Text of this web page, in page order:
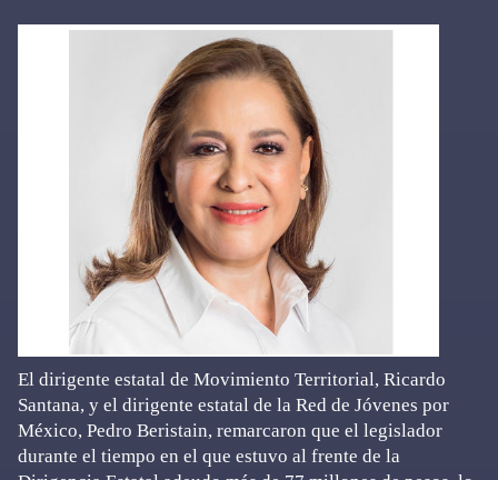
El dirigente estatal de Movimiento Territorial, Ricardo
Santana, y el dirigente estatal de la Red de Jóvenes por
México, Pedro Beristain, remarcaron que el legislador
durante el tiempo en el que estuvo al frente de la